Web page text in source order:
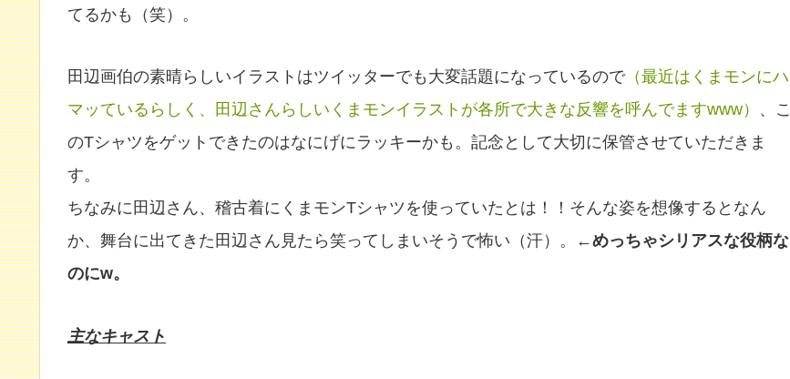
てるかも（笑）。
田辺画伯の素晴らしいイラストはツイッターでも大変話題になっているので（最近はくまモンにハ
マッているらしく、田辺さんらしいくまモンイラストが各所で大きな反響を呼んでますwww） 、こ
のTシャツをゲットできたのはなにげにラッキーかも。記念として大切に保管させていただきま
す。
ちなみに田辺さん、稽古着にくまモンTシャツを使っていたとは！！そんな姿を想像するとなん
か、舞台に出てきた田辺さん見たら笑ってしまいそうで怖い（汗）。
←めっちゃシリアスな役柄な
のにw。
主なキャスト